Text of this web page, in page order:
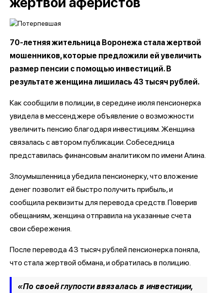
70-летняя жительница Воронежа стала жертвой
мошенников, которые предложили ей увеличить
размер пенсии с помощью инвестиций. В
результате женщина лишилась 43 тысяч рублей.
Как сообщили в полиции, в середине июля пенсионерка
увидела в мессенджере объявление о возможности
увеличить пенсию благодаря инвестициям. Женщина
связалась с автором публикации. Собеседница
представилась финансовым аналитиком по имени Алина.
Злоумышленница убедила пенсионерку, что вложение
денег позволит ей быстро получить прибыль, и
сообщила реквизиты для перевода средств. Поверив
обещаниям, женщина отправила на указанные счета
свои сбережения.
После перевода 43 тысяч рублей пенсионерка поняла,
что стала жертвой обмана, и обратилась в полицию.
«По своей глупости ввязалась в инвестиции,